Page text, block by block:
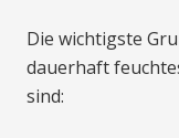
Die wichtigste
dauerhaft
sind: